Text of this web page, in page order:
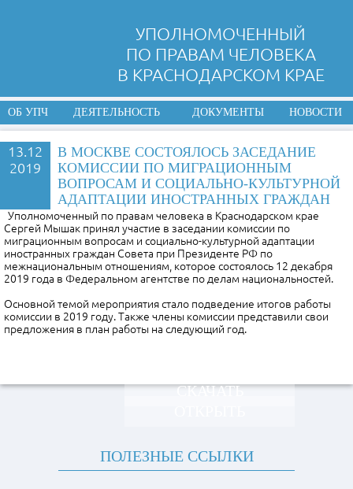
УПОЛНОМОЧЕННЫЙ
ПО ПРАВАМ ЧЕЛОВЕКА
В КРАСНОДАРСКОМ КРАЕ
ОБ УПЧ ДЕЯТЕЛЬНОСТЬ ДОКУМЕНТЫ НОВОСТИ
13.12
2019
В МОСКВЕ СОСТОЯЛОСЬ ЗАСЕДАНИЕ
КОМИССИИ ПО МИГРАЦИОННЫМ
ВОПРОСАМ И СОЦИАЛЬНО-КУЛЬТУРНОЙ
АДАПТАЦИИ ИНОСТРАННЫХ ГРАЖДАН
Уполномоченный по правам человека в Краснодарском крае
Сергей Мышак принял участие в заседании комиссии по
миграционным вопросам и социально-культурной адаптации
иностранных граждан Совета при Президенте РФ по
межнациональным отношениям, которое состоялось 12 декабря
2019 года в Федеральном агентстве по делам национальностей.
Основной темой мероприятия стало подведение итогов работы
комиссии в 2019 году. Также члены комиссии представили свои
предложения в план работы на следующий год.
СКАЧАТЬ
ПОЛЕЗНЫЕ ССЫЛКИ